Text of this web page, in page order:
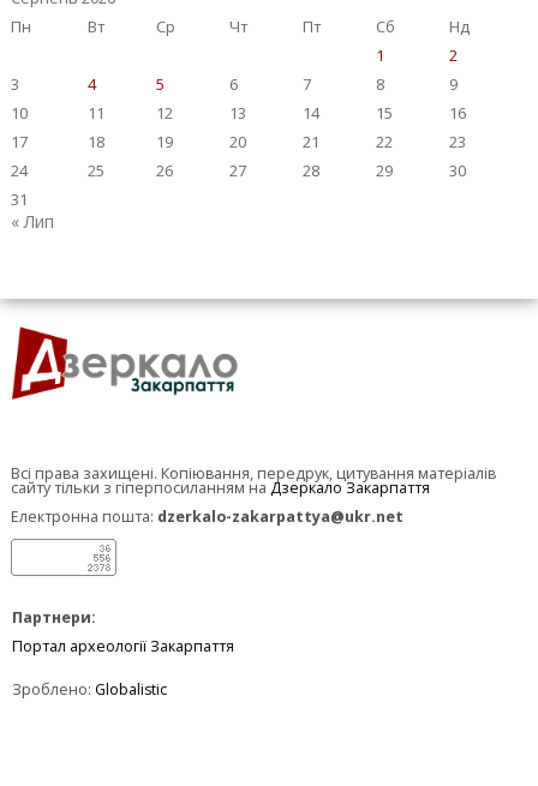
Пн
Вт Ср Чт Пт Сб
Нд
1
2
3
4 5 6 7 8
9
10
11 12 13 14 15
16
17
18 19 20 21 22
23
24
25 26 27 28 29
30
31
« Лип
Всі права захищені. Копіювання, передрук, цитування матеріалів
сайту тільки з гіперпосиланням на Дзеркало Закарпаття
Електронна пошта: dzerkalo-zakarpattya@ukr.net
Партнери:
Портал археології Закарпаття
Зроблено: Globalistic